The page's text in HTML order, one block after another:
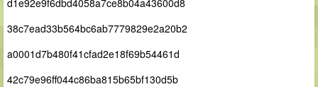
38c7ead33b564bc6ab7779829e2a20b2
a0001d7b480f41cfad2e18f69b54461d
42c79e96ff044c86ba815b65bf130d5b